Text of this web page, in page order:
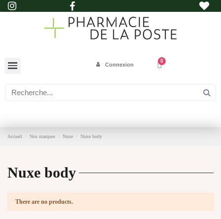
Connexion
Accueil Nos marques Nuxe Nuxe body
Nuxe body
There are no products.